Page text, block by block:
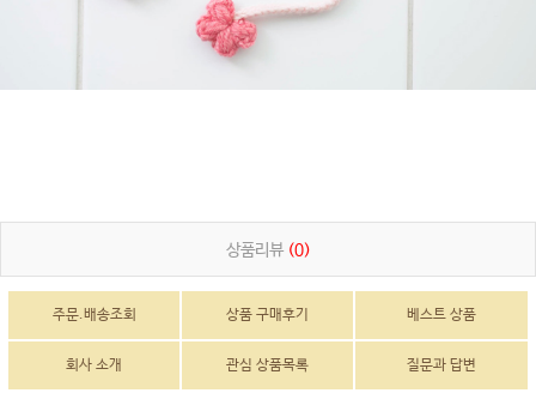
상품리뷰 (0)
주문.배송조회 상품 구매후기 베스트 상품
회사 소개 관심 상품목록 질문과 답변